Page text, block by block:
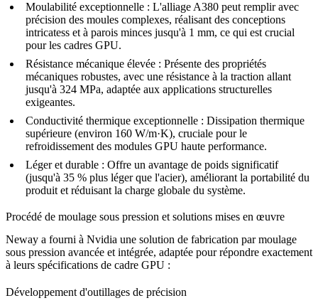
Moulabilité exceptionnelle : L'alliage A380 peut remplir avec
précision des moules complexes, réalisant des conceptions
intricatess et à parois minces jusqu'à 1 mm, ce qui est crucial
pour les cadres GPU.
Résistance mécanique élevée : Présente des propriétés
mécaniques robustes, avec une résistance à la traction allant
jusqu'à 324 MPa, adaptée aux applications structurelles
exigeantes.
Conductivité thermique exceptionnelle : Dissipation thermique
supérieure (environ 160 W/m·K), cruciale pour le
refroidissement des modules GPU haute performance.
Léger et durable : Offre un avantage de poids significatif
(jusqu'à 35 % plus léger que l'acier), améliorant la portabilité du
produit et réduisant la charge globale du système.
Procédé de moulage sous pression et solutions mises en œuvre
Neway a fourni à Nvidia une solution de fabrication par moulage
sous pression avancée et intégrée, adaptée pour répondre exactement
à leurs spécifications de cadre GPU :
Développement d'outillages de précision